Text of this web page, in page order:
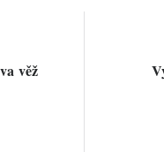
věž